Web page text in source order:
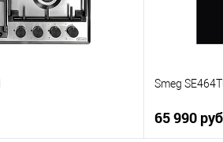
Smeg
65 990